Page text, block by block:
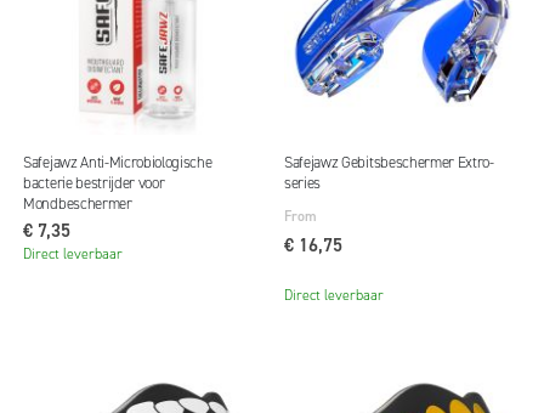
Safejawz Anti-Microbiologische
bacterie bestrijder voor
Mondbeschermer
€ 7,35
Direct leverbaar
Safejawz Gebitsbeschermer Extro-
series
From
€ 16,75
Direct leverbaar